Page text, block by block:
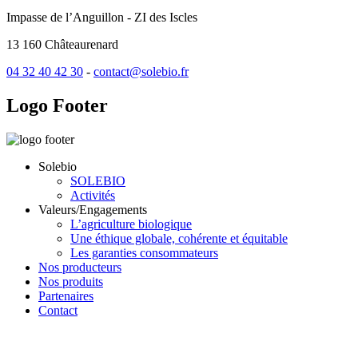
Impasse de l’Anguillon - ZI des Iscles
13 160 Châteaurenard
04 32 40 42 30 - contact@solebio.fr
Logo Footer
Solebio
SOLEBIO
Activités
Valeurs/Engagements
L’agriculture biologique
Une éthique globale, cohérente et équitable
Les garanties consommateurs
Nos producteurs
Nos produits
Partenaires
Contact